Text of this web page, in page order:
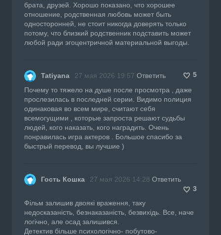
брата, друзей. Хорошо показано, что хорошее
отношение, родственная любовь может быть
односторонней, не стоит никогда доверять только
потому, что близкий родственник подставить может
любой ради эгоцентричной материальной выгоды.
Tatiyana 27 мая 2026 19:57 Ответить
5
Почему то тяжело на душе после просмотра , даже
прослезилась в последней серии. Видимо полиция
одинаковая во всем мире, считают себя
всемогущими , которые запроста решают судьбы
людей, кого наказать, кого наградить. Очень
понравилась игра актеров . Большое спасибо за
быстрый перевод, вы лучшие )
Гость Кошка 27 мая 2026 14:28 Ответить
3
Фільм залишив двоякі враження, таку
недосказаність, безнаказаність, безвихідь. Все, наче
логічно, але осад залишився.
Детектив більше психологічно- побутово-